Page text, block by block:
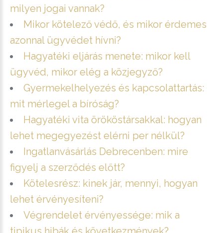
milyen jogai vannak?
Mikor kötelező védő, és mikor érdemes
azonnal ügyvédet hívni?
Hagyatéki eljárás menete: mikor kell
ügyvéd, mikor elég a közjegyző?
Gyermekelhelyezés és kapcsolattartás:
mit mérlegel a bíróság?
Hagyatéki vita örököstársakkal: hogyan
lehet megegyezést elérni per nélkül?
Ingatlanvásárlás Debrecenben: mire
figyelj a szerződés előtt?
Kötelesrész: kinek jár, mennyi, hogyan
lehet érvényesíteni?
Végrendelet érvényessége: mik a